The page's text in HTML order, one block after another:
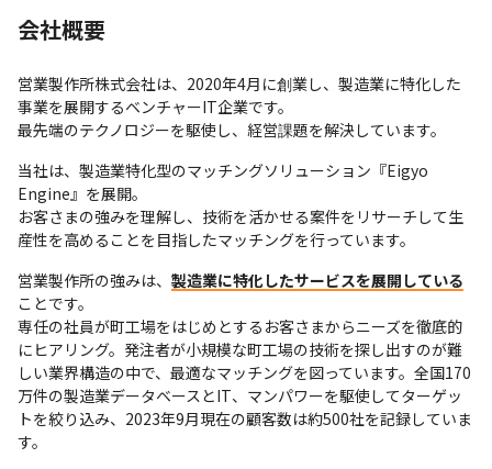
会社概要
営業製作所株式会社は、2020年4月に創業し、製造業に特化した
事業を展開するベンチャーIT企業です。
最先端のテクノロジーを駆使し、経営課題を解決しています。
当社は、製造業特化型のマッチングソリューション『Eigyo
Engine』を展開。
お客さまの強みを理解し、技術を活かせる案件をリサーチして生
産性を高めることを目指したマッチングを行っています。
営業製作所の強みは、 製造業に特化したサービスを展開している
ことです。
専任の社員が町工場をはじめとするお客さまからニーズを徹底的
にヒアリング。発注者が小規模な町工場の技術を探し出すのが難
しい業界構造の中で、最適なマッチングを図っています。全国170
万件の製造業データベースとIT、マンパワーを駆使してターゲッ
トを絞り込み、2023年9月現在の顧客数は約500社を記録していま
す。